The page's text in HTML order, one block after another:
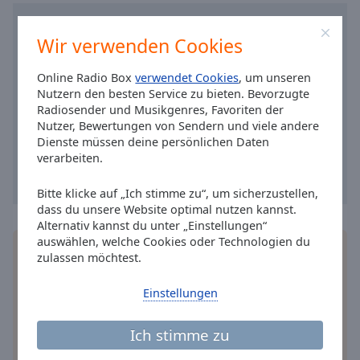
Wir verwenden Cookies
Online Radio Boxverwendet Cookies, um unseren
Nutzern den besten Service zu bieten. Bevorzugte
Radiosender und Musikgenres, Favoriten der
Nutzer, Bewertungen von Sendern und viele andere
Dienste müssen deine persönlichen Daten
verarbeiten.
Bitte klicke auf „Ich stimme zu“, um sicherzustellen,
dass du unsere Website optimal nutzen kannst.
Alternativ kannst du unter „Einstellungen“
auswählen, welche Cookies oder Technologien du
zulassen möchtest.
Ich stimme zu
Einstellungen
Area
Background
Opacity
Installieren Sie gratisGratisappauf Ihrem
Sie Ihr Lieblingsradio online an, wo Sie immer
wollen.